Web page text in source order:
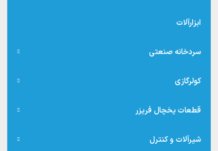
ابزارآلات
سردخانه صنعتی
کولرگازی
قطعات یخچال فریزر
شیرآلات و کنترل